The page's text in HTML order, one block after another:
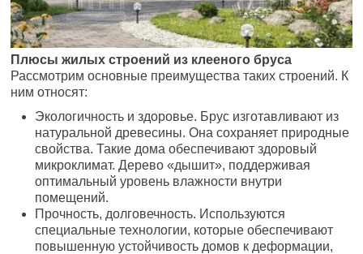
Плюсы жилых строений из клееного бруса
Рассмотрим основные преимущества таких строений. К
ним относят:
Экологичность и здоровье. Брус изготавливают из
натуральной древесины. Она сохраняет природные
свойства. Такие дома обеспечивают здоровый
микроклимат. Дерево «дышит», поддерживая
оптимальный уровень влажности внутри
помещений.
Прочность, долговечность. Используются
специальные технологии, которые обеспечивают
повышенную устойчивость домов к деформации,